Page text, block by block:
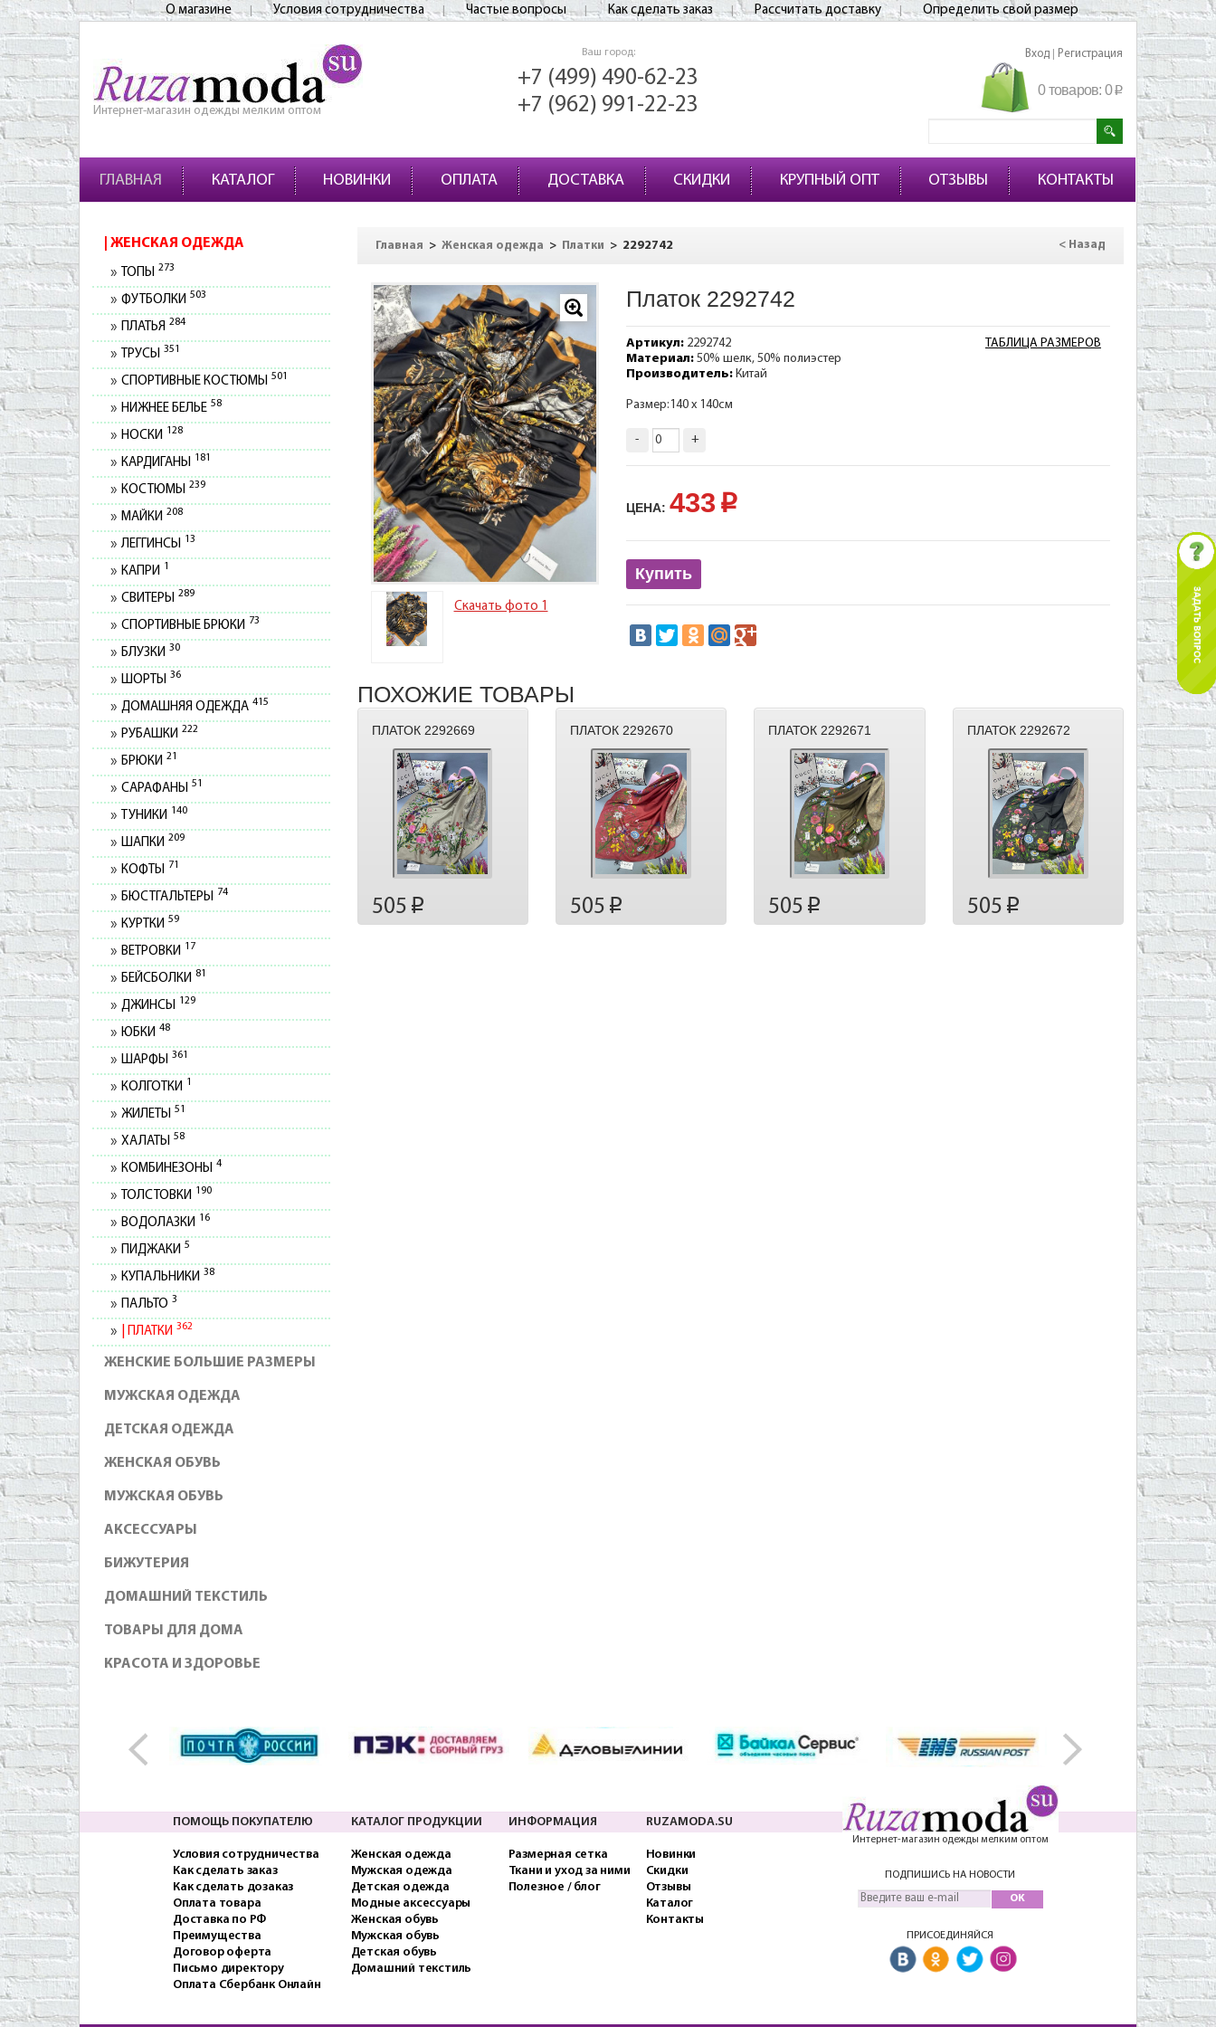
О магазине Условия сотрудничества Частые вопросы Как сделать заказ Рассчитать доставку Определить свой размер
Интернет-магазин одежды мелким оптом
Ваш город:
+7 (499) 490-62-23
+7 (962) 991-22-23
Вход Регистрация
0 товаров: 0p
ГЛАВНАЯ КАТАЛОГ НОВИНКИ ОПЛАТА ДОСТАВКА СКИДКИ КРУПНЫЙ ОПТ ОТЗЫВЫ КОНТАКТЫ
ЖЕНСКАЯ ОДЕЖДА
ТОПЫ 273
ФУТБОЛКИ 503
ПЛАТЬЯ 284
ТРУСЫ 351
СПОРТИВНЫЕ КОСТЮМЫ 501
НИЖНЕЕ БЕЛЬЕ 58
НОСКИ 128
КАРДИГАНЫ 181
КОСТЮМЫ 239
МАЙКИ 208
ЛЕГГИНСЫ 13
КАПРИ 1
СВИТЕРЫ 289
СПОРТИВНЫЕ БРЮКИ 73
БЛУЗКИ 30
ШОРТЫ 36
ДОМАШНЯЯ ОДЕЖДА 415
РУБАШКИ 222
БРЮКИ 21
САРАФАНЫ 51
ТУНИКИ 140
ШАПКИ 209
КОФТЫ 71
БЮСТГАЛЬТЕРЫ 74
КУРТКИ 59
ВЕТРОВКИ 17
БЕЙСБОЛКИ 81
ДЖИНСЫ 129
ЮБКИ 48
ШАРФЫ 361
КОЛГОТКИ 1
ЖИЛЕТЫ 51
ХАЛАТЫ 58
КОМБИНЕЗОНЫ 4
ТОЛСТОВКИ 190
ВОДОЛАЗКИ 16
ПИДЖАКИ 5
КУПАЛЬНИКИ 38
ПАЛЬТО 3
ПЛАТКИ 362
ЖЕНСКИЕ БОЛЬШИЕ РАЗМЕРЫ
МУЖСКАЯ ОДЕЖДА
ДЕТСКАЯ ОДЕЖДА
ЖЕНСКАЯ ОБУВЬ
МУЖСКАЯ ОБУВЬ
АКСЕССУАРЫ
БИЖУТЕРИЯ
ДОМАШНИЙ ТЕКСТИЛЬ
ТОВАРЫ ДЛЯ ДОМА
КРАСОТА И ЗДОРОВЬЕ
Главная > Женская одежда > Платки > 2292742 < Назад
Скачать фото 1
Платок 2292742
ТАБЛИЦА РАЗМЕРОВ
Артикул:2292742
Материал:50% шелк, 50% полиэстер
Производитель:Китай
Размер:140 х 140см
- +
ЦЕНА: 433 p
Купить
ПОХОЖИЕ ТОВАРЫ
ПЛАТОК 2292669
505 p
ПЛАТОК 2292670
505 p
ПЛАТОК 2292671
505 p
ПЛАТОК 2292672
505 p
ПОМОЩЬ ПОКУПАТЕЛЮ
Условия сотрудничества
Как сделать заказ
Как сделать дозаказ
Оплата товара
Доставка по РФ
Преимущества
Договор оферта
Письмо директору
Оплата Сбербанк Онлайн
КАТАЛОГ ПРОДУКЦИИ
Женская одежда
Мужская одежда
Детская одежда
Модные аксессуары
Женская обувь
Мужская обувь
Детская обувь
Домашний текстиль
ИНФОРМАЦИЯ
Размерная сетка
Ткани и уход за ними
Полезное / блог
RUZAMODA.SU
Новинки
Скидки
Отзывы
Каталог
Контакты
Интернет-магазин одежды мелким оптом
ПОДПИШИСЬ НА НОВОСТИ
OK
ПРИСОЕДИНЯЙСЯ